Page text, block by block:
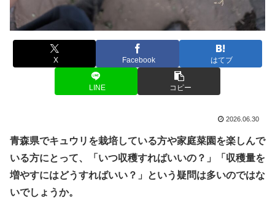
X Facebook はてブ
LINE コピー
2026.06.30
青森県でキュウリを栽培している方や家庭菜園を楽しんで
いる方にとって、「いつ収穫すればいいの？」「収穫量を
増やすにはどうすればいい？」という疑問は多いのではな
いでしょうか。